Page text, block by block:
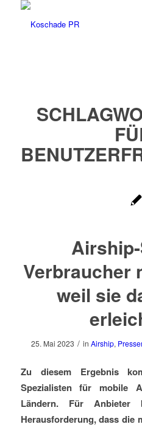
Verbraucher
weil sie
25. Mai 2023 / inAirship,
Zu diesem Ergebnis
Spezialisten für mobile
Ländern. Für
Herausforderung, dass die